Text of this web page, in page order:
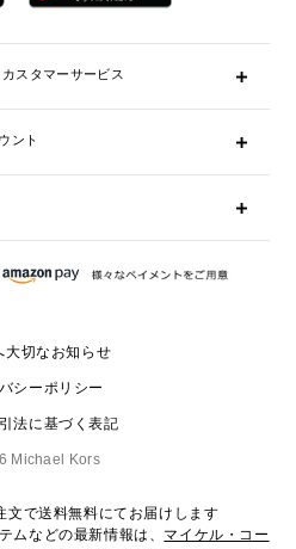
物すべて
ドケース・名刺入れ
ンダル
ーカー
ウェア
カスタマーサービス
ますか？
商品分送ってもらえますか？
きないのですが？
ント
大切なお知らせ
シーポリシー
法に基づく表記
Michael Kors
文で送料無料にてお届けします
ムなどの最新情報は、 マイケル・コー